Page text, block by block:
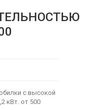
с высокой
кВт. от 500